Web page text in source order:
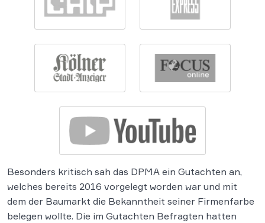
Besonders kritisch sah das DPMA ein Gutachten an,
welches bereits 2016 vorgelegt worden war und mit
dem der Baumarkt die Bekanntheit seiner Firmenfarbe
belegen wollte. Die im Gutachten Befragten hatten